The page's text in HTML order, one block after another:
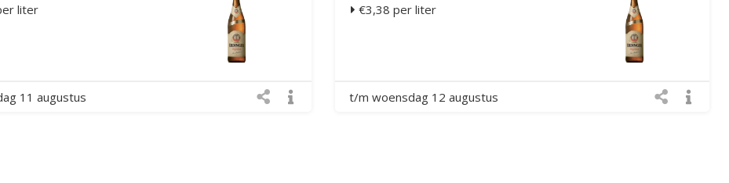
liter
11 augustus
€3,38 per liter
t/m woensdag 12 augustus